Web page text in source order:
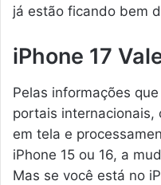
já estão ficando bem
iPhone 17
Pelas informações
portais internacionais,
em tela e
iPhone 15 ou 16, a
Mas se você está no